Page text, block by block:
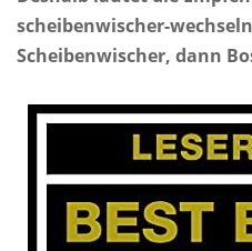
scheibenwischer-
Scheibenwischer, dann